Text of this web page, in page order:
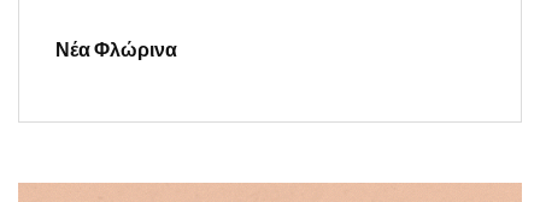
Νέα Φλώρινα